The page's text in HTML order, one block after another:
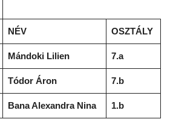
NÉV OSZTÁLY
Mándoki Lilien 7.a
Tódor Áron 7.b
Bana Alexandra Nina 1.b